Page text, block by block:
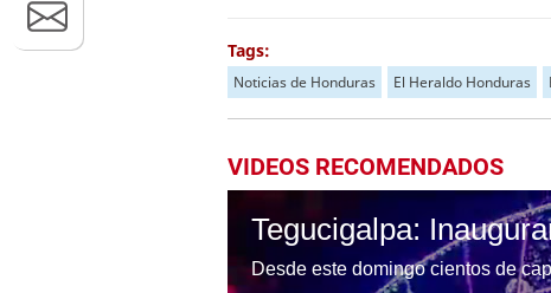
Tags:
Noticias de Honduras El Heraldo Honduras
VIDEOS RECOMENDADOS